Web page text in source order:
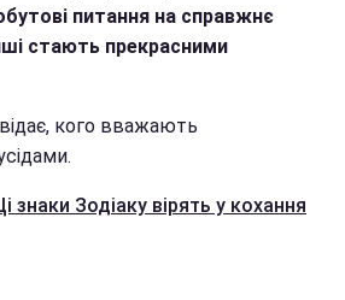
питання на справжнє
стають прекрасними
кого вважають
знаки Зодіаку вірять у кохання